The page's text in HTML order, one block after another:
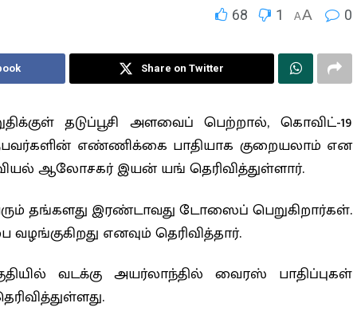
68 1 AA 0
Share on Twitter
தடுப்பூசி அளவைப் பெற்றால், கொவிட்-19
எண்ணிக்கை பாதியாக குறையலாம் என
ஆலோசகர் இயன் யங் தெரிவித்துள்ளார்.
தங்களது இரண்டாவது டோஸைப் பெறுகிறார்கள்.
எனவும் தெரிவித்தார்.
வடக்கு அயர்லாந்தில் வைரஸ் பாதிப்புகள்